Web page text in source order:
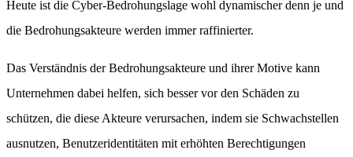
Heute ist die Cyber-Bedrohungslage wohl dynamischer denn je und
die Bedrohungsakteure werden immer raffinierter.
Das Verständnis der Bedrohungsakteure und ihrer Motive kann
Unternehmen dabei helfen, sich besser vor den Schäden zu
schützen, die diese Akteure verursachen, indem sie Schwachstellen
ausnutzen, Benutzeridentitäten mit erhöhten Berechtigungen